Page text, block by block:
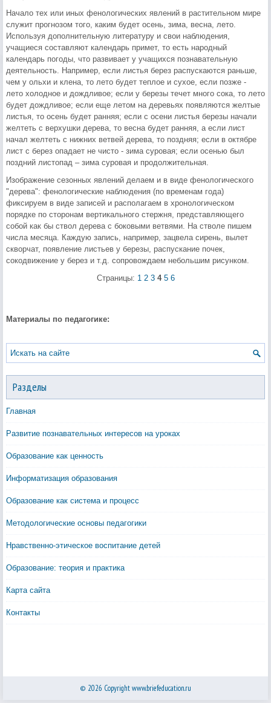
Начало тех или иных фенологических явлений в растительном мире
служит прогнозом того, каким будет осень, зима, весна, лето.
Используя дополнительную литературу и свои наблюдения,
учащиеся составляют календарь примет, то есть народный
календарь погоды, что развивает у учащихся познавательную
деятельность. Например, если листья берез распускаются раньше,
чем у ольхи и клена, то лето будет теплое и сухое, если позже -
лето холодное и дождливое; если у березы течет много сока, то лето
будет дождливое; если еще летом на деревьях появляются желтые
листья, то осень будет ранняя; если с осени листья березы начали
желтеть с верхушки дерева, то весна будет ранняя, а если лист
начал желтеть с нижних ветвей дерева, то поздняя; если в октябре
лист с берез опадает не чисто - зима суровая; если осенью был
поздний листопад – зима суровая и продолжительная.
Изображение сезонных явлений делаем и в виде фенологического
"дерева": фенологические наблюдения (по временам года)
фиксируем в виде записей и располагаем в хронологическом
порядке по сторонам вертикального стержня, представляющего
собой как бы ствол дерева с боковыми ветвями. На стволе пишем
числа месяца. Каждую запись, например, зацвела сирень, вылет
скворчат, появление листьев у березы, распускание почек,
сокодвижение у берез и т.д. сопровождаем небольшим рисунком.
Страницы: 1 2 3 4 5 6
Материалы по педагогике:
Разделы
Главная
Развитие познавательных интересов на уроках
Образование как ценность
Информатизация образования
Образование как система и процесс
Методологические основы педагогики
Нравственно-этическое воспитание детей
Образование: теория и практика
Карта сайта
Контакты
© 2026 Copyright www.briefeducation.ru